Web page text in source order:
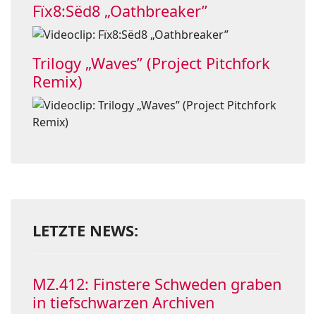
Fïx8:Sëd8 „Oathbreaker”
Trilogy „Waves” (Project Pitchfork
Remix)
LETZTE NEWS:
MZ.412: Finstere Schweden graben
in tiefschwarzen Archiven